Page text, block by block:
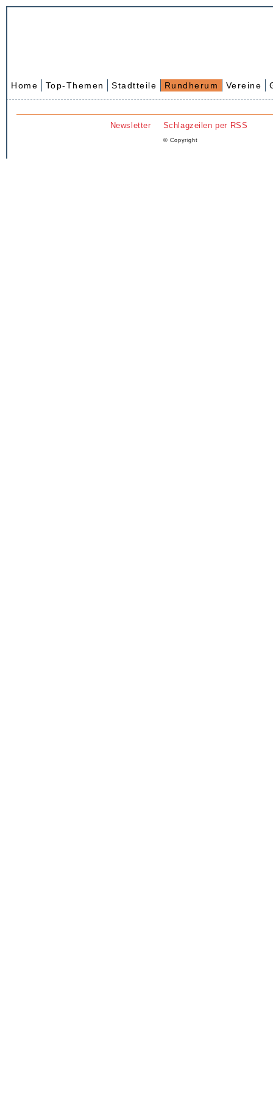
Home Top-Themen Stadtteile Rundherum Vereine
Newsletter Schlagzeilen per RSS
© Copyright